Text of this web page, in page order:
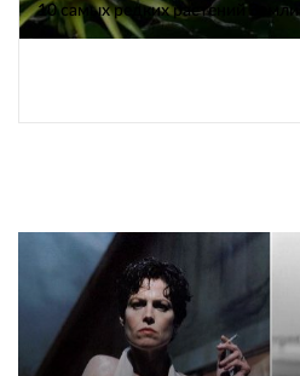
10 самых редких растений Земли